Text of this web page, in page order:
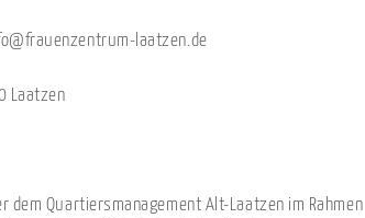
laatzen.de
Laatzen
dem Quartiersmanagement Alt-Laatzen im Rahmen